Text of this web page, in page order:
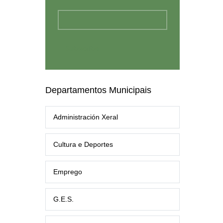
Departamentos Municipais
Administración Xeral
Cultura e Deportes
Emprego
G.E.S.